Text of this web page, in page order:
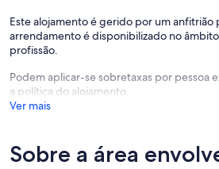
Este alojamento é gerido por um anfitrião
arrendamento é disponibilizado no
profissão.
Podem aplicar-se sobretaxas por pessoa
a política do alojamento.
Ver mais
Sobre a área